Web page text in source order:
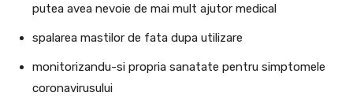
putea avea nevoie de mai mult ajutor medical
spalarea mastilor de fata dupa utilizare
monitorizandu-si propria sanatate pentru simptomele
coronavirusului